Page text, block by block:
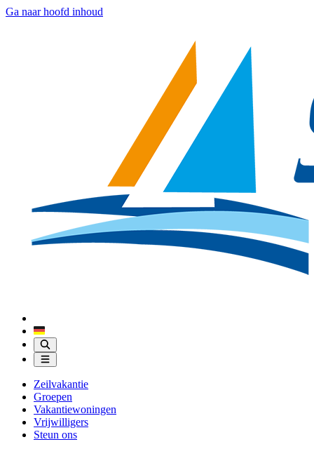
Ga naar hoofd inhoud
Zeilvakantie
Groepen
Vakantiewoningen
Vrijwilligers
Steun ons